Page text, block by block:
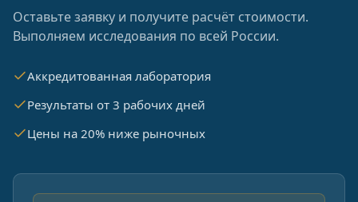
Оставьте заявку и получите расчёт стоимости.
Выполняем исследования по всей России.
Аккредитованная лаборатория
Результаты от 3 рабочих дней
Цены на 20% ниже рыночных